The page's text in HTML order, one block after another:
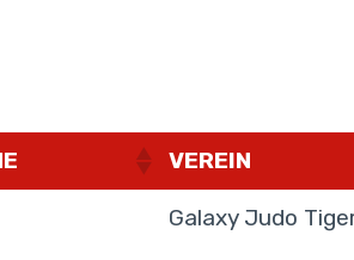
VEREIN
Galaxy Judo